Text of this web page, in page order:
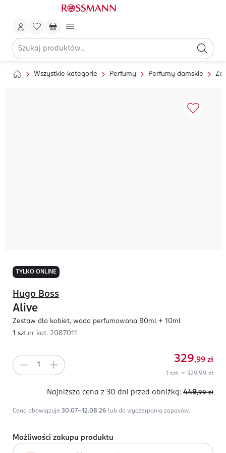
Wszystkie kategorie Perfumy Perfumy damskie
TYLKO ONLINE
Hugo Boss
Alive
Zestaw dla kobiet, woda perfumowana 80ml + 10ml
1 szt.nr kat. 2087011
329,99 zł
1 szt. = 329,99 zł
Najniższa cena z 30 dni przed obniżką: 449,99 zł
Cena obowiązuje 30.07-12.08.26 lub do wyczerpania zapasów.
Możliwości zakupu produktu